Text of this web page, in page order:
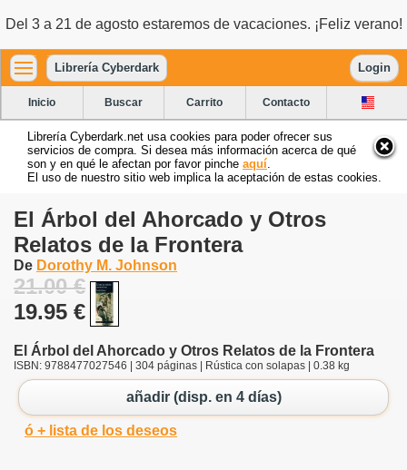
Del 3 a 21 de agosto estaremos de vacaciones. ¡Feliz verano!
Librería Cyberdark Login
Inicio Buscar Carrito Contacto
Librería Cyberdark.net usa cookies para poder ofrecer sus
servicios de compra. Si desea más información acerca de qué
son y en qué le afectan por favor pinche aquí
El uso de nuestro sitio web implica la aceptación de estas cookies.
El Árbol del Ahorcado y Otros
Relatos de la Frontera
De Dorothy M. Johnson
21.00 €
19.95 €
El Árbol del Ahorcado y Otros Relatos de la Frontera
ISBN: 9788477027546 | 304 páginas | Rústica con solapas | 0.38 kg
añadir (disp. en 4 días)
ó + lista de los deseos